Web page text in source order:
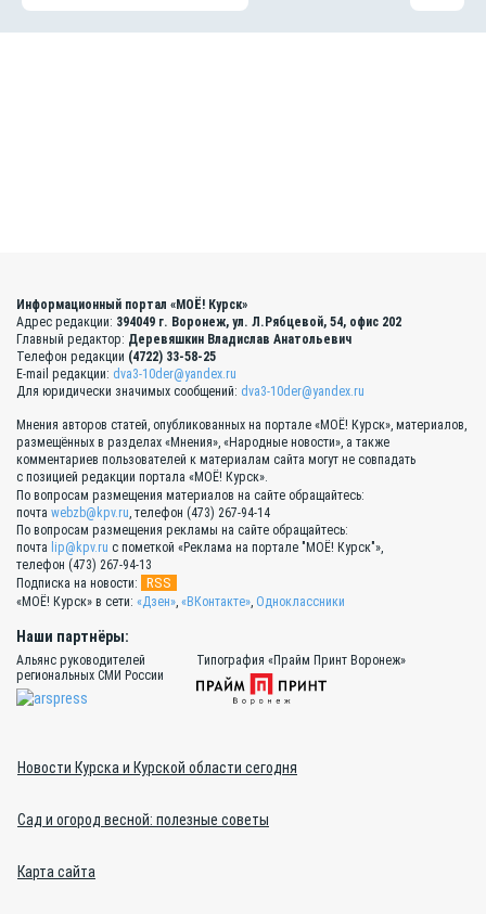
Информационный портал «МОЁ! Курск»
Адрес редакции: 394049 г. Воронеж, ул. Л.Рябцевой, 54, офис 202
Главный редактор: Деревяшкин Владислав Анатольевич
Телефон редакции (4722) 33-58-25
E-mail редакции: dva3-10der@yandex.ru
Для юридически значимых сообщений: dva3-10der@yandex.ru
Мнения авторов статей, опубликованных на портале «МОЁ! Курск», материалов,
размещённых в разделах «Мнения», «Народные новости», а также
комментариев пользователей к материалам сайта могут не совпадать
с позицией редакции портала «МОЁ! Курск».
По вопросам размещения материалов на сайте обращайтесь:
почта webzb@kpv.ru, телефон (473) 267-94-14
По вопросам размещения рекламы на сайте обращайтесь:
почта lip@kpv.ru с пометкой «Реклама на портале "МОЁ! Курск"»,
телефон (473) 267-94-13
Подписка на новости:
RSS
«МОЁ! Курск» в сети: «Дзен», «ВКонтакте», Одноклассники
Наши партнёры:
Альянс руководителей
региональных СМИ России
Типография «Прайм Принт Воронеж»
Новости Курска и Курской области сегодня
Сад и огород весной: полезные советы
Карта сайта